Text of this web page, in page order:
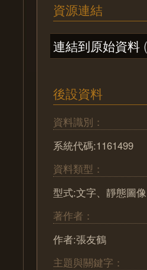
資源連結
連結到原始資料
後設資料
資料識別：
系統代碼:1161499
資料類型：
型式:文字、靜態圖像
著作者：
作者:張友鶴
主題與關鍵字：